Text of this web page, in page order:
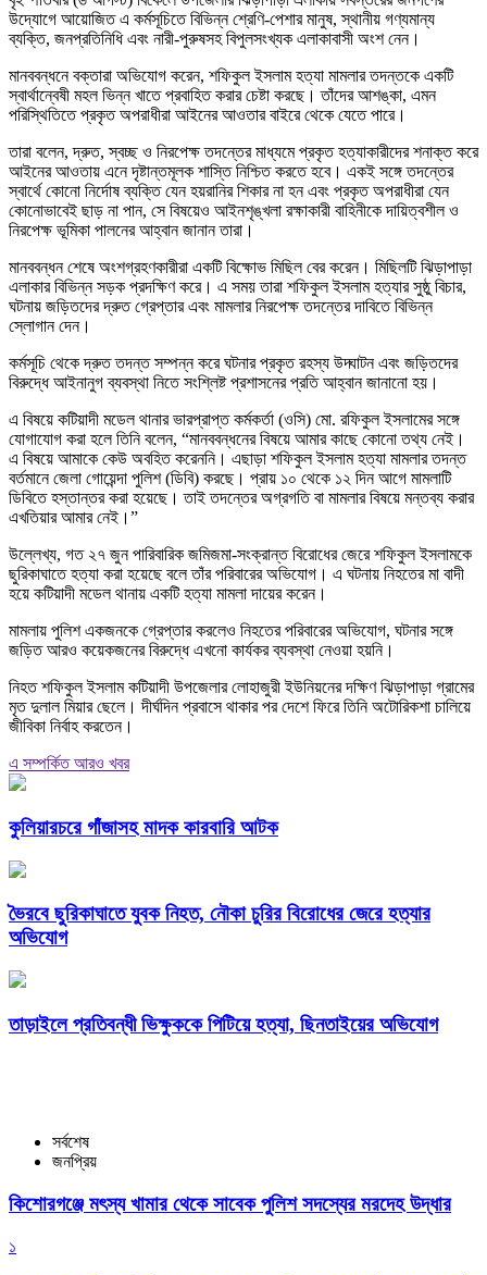
উদ্যোগে আয়োজিত এ কর্মসূচিতে বিভিন্ন শ্রেণি-পেশার মানুষ, স্থানীয় গণ্যমান্য
ব্যক্তি, জনপ্রতিনিধি এবং নারী-পুরুষসহ বিপুলসংখ্যক এলাকাবাসী অংশ নেন।
মানববন্ধনে বক্তারা অভিযোগ করেন, শফিকুল ইসলাম হত্যা মামলার তদন্তকে একটি
স্বার্থান্বেষী মহল ভিন্ন খাতে প্রবাহিত করার চেষ্টা করছে। তাঁদের আশঙ্কা, এমন
পরিস্থিতিতে প্রকৃত অপরাধীরা আইনের আওতার বাইরে থেকে যেতে পারে।
তারা বলেন, দ্রুত, স্বচ্ছ ও নিরপেক্ষ তদন্তের মাধ্যমে প্রকৃত হত্যাকারীদের শনাক্ত করে
আইনের আওতায় এনে দৃষ্টান্তমূলক শাস্তি নিশ্চিত করতে হবে। একই সঙ্গে তদন্তের
স্বার্থে কোনো নির্দোষ ব্যক্তি যেন হয়রানির শিকার না হন এবং প্রকৃত অপরাধীরা যেন
কোনোভাবেই ছাড় না পান, সে বিষয়েও আইনশৃঙ্খলা রক্ষাকারী বাহিনীকে দায়িত্বশীল ও
নিরপেক্ষ ভূমিকা পালনের আহ্বান জানান তারা।
মানববন্ধন শেষে অংশগ্রহণকারীরা একটি বিক্ষোভ মিছিল বের করেন। মিছিলটি ঝিড়াপাড়া
এলাকার বিভিন্ন সড়ক প্রদক্ষিণ করে। এ সময় তারা শফিকুল ইসলাম হত্যার সুষ্ঠু বিচার,
ঘটনায় জড়িতদের দ্রুত গ্রেপ্তার এবং মামলার নিরপেক্ষ তদন্তের দাবিতে বিভিন্ন
স্লোগান দেন।
কর্মসূচি থেকে দ্রুত তদন্ত সম্পন্ন করে ঘটনার প্রকৃত রহস্য উদ্ঘাটন এবং জড়িতদের
বিরুদ্ধে আইনানুগ ব্যবস্থা নিতে সংশ্লিষ্ট প্রশাসনের প্রতি আহ্বান জানানো হয়।
এ বিষয়ে কটিয়াদী মডেল থানার ভারপ্রাপ্ত কর্মকর্তা (ওসি) মো. রফিকুল ইসলামের সঙ্গে
যোগাযোগ করা হলে তিনি বলেন, “মানববন্ধনের বিষয়ে আমার কাছে কোনো তথ্য নেই।
এ বিষয়ে আমাকে কেউ অবহিত করেননি। এছাড়া শফিকুল ইসলাম হত্যা মামলার তদন্ত
বর্তমানে জেলা গোয়েন্দা পুলিশ (ডিবি) করছে। প্রায় ১০ থেকে ১২ দিন আগে মামলাটি
ডিবিতে হস্তান্তর করা হয়েছে। তাই তদন্তের অগ্রগতি বা মামলার বিষয়ে মন্তব্য করার
এখতিয়ার আমার নেই।”
উল্লেখ্য, গত ২৭ জুন পারিবারিক জমিজমা-সংক্রান্ত বিরোধের জেরে শফিকুল ইসলামকে
ছুরিকাঘাতে হত্যা করা হয়েছে বলে তাঁর পরিবারের অভিযোগ। এ ঘটনায় নিহতের মা বাদী
হয়ে কটিয়াদী মডেল থানায় একটি হত্যা মামলা দায়ের করেন।
মামলায় পুলিশ একজনকে গ্রেপ্তার করলেও নিহতের পরিবারের অভিযোগ, ঘটনার সঙ্গে
জড়িত আরও কয়েকজনের বিরুদ্ধে এখনো কার্যকর ব্যবস্থা নেওয়া হয়নি।
নিহত শফিকুল ইসলাম কটিয়াদী উপজেলার লোহাজুরী ইউনিয়নের দক্ষিণ ঝিড়াপাড়া গ্রামের
মৃত দুলাল মিয়ার ছেলে। দীর্ঘদিন প্রবাসে থাকার পর দেশে ফিরে তিনি অটোরিকশা চালিয়ে
জীবিকা নির্বাহ করতেন।
এ সম্পর্কিত আরও খবর
কুলিয়ারচরে গাঁজাসহ মাদক কারবারি আটক
ভৈরবে ছুরিকাঘাতে যুবক নিহত, নৌকা চুরির বিরোধের জেরে হত্যার
অভিযোগ
তাড়াইলে প্রতিবন্ধী ভিক্ষুককে পিটিয়ে হত্যা, ছিনতাইয়ের অভিযোগ
সর্বশেষ
জনপ্রিয়
কিশোরগঞ্জে মৎস্য খামার থেকে সাবেক পুলিশ সদস্যের মরদেহ উদ্ধার
১